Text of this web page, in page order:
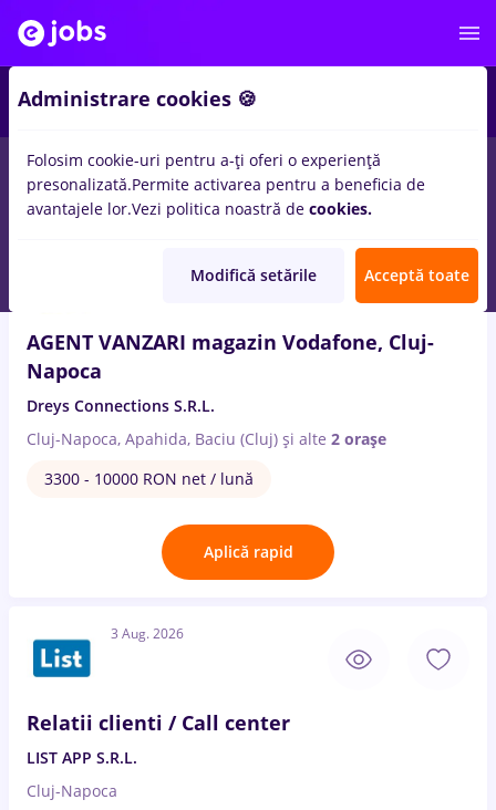
locuri de muncacu salarii in Cluj-Napocapentru
Fara experientainIT / Telecom
AGENT VANZARI magazin Vodafone, Cluj-
Napoca
Dreys Connections S.R.L.
Cluj-Napoca, Apahida, Baciu (Cluj) și alte 2 orașe
3300 - 10000 RON net / lună
Aplică rapid
3 Aug. 2026
Relatii clienti / Call center
LIST APP S.R.L.
Cluj-Napoca
Administrare cookies 🍪
Folosim cookie-uri pentru a-ți oferi o experiență
presonalizată.Permite activarea pentru a beneficia de
avantajele lor.Vezi politica noastră de cookies.
Modifică setările Acceptă toate